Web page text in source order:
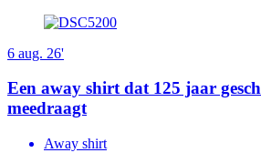
6 aug. 26'
Een away shirt dat 125 jaar
meedraagt
Away shirt